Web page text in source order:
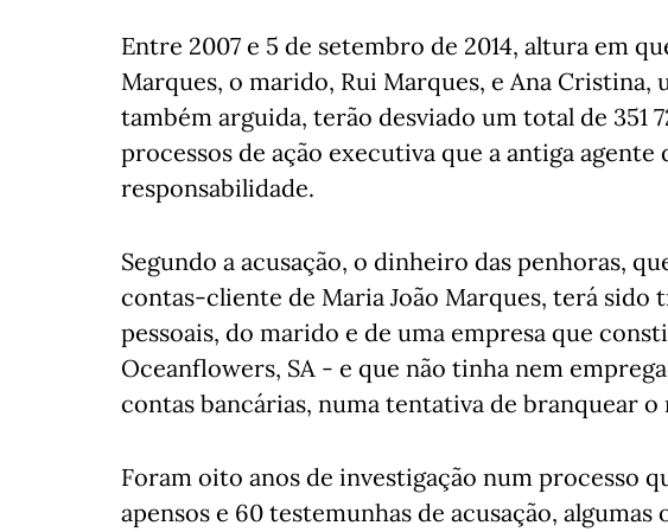
Entre 2007 e 5 de setembro de 2014, altura em
Marques, o marido, Rui Marques, e Ana
também arguida, terão desviado um total de 351
processos de ação executiva que a antiga agente
responsabilidade.
Segundo a acusação, o dinheiro das penhoras,
contas-cliente de Maria João Marques, terá sido
pessoais, do marido e de uma empresa que
Oceanflowers, SA - e que não tinha nem
contas bancárias, numa tentativa de branquear
Foram oito anos de investigação num processo
apensos e 60 testemunhas de acusação, algumas